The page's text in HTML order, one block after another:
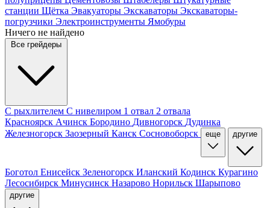
станции Щётка Эвакуаторы Экскаваторы Экскаваторы-
погрузчики Электроинструменты Ямобуры
Ничего не найдено
Все грейдеры
С рыхлителем С нивелиром 1 отвал 2 отвала
Красноярск Ачинск Бородино Дивногорск Дудинка
Железногорск Заозерный Канск Сосновоборск еще другие
Боготол Енисейск Зеленогорск Иланский Кодинск Курагино
Лесосибирск Минусинск Назарово Норильск Шарыпово
другие